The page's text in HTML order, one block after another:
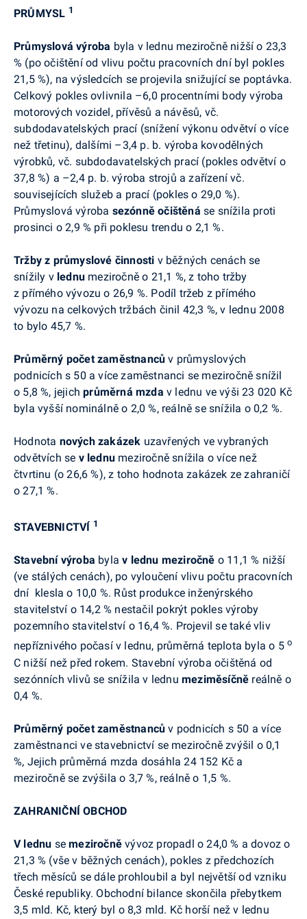
PRŮMYSL 1
Průmyslová výroba byla v lednu meziročně nižší o 23,3
% (po očištění od vlivu počtu pracovních dní byl pokles
21,5 %), na výsledcích se projevila snižující se poptávka.
Celkový pokles ovlivnila –6,0 procentními body výroba
motorových vozidel, přívěsů a návěsů, vč.
subdodavatelských prací (snížení výkonu odvětví o více
než třetinu), dalšími –3,4 p. b. výroba kovodělných
výrobků, vč. subdodavatelských prací (pokles odvětví o
37,8 %) a –2,4 p. b. výroba strojů a zařízení vč.
souvisejících služeb a prací (pokles o 29,0 %).
Průmyslová výroba sezónně očištěná se snížila proti
prosinci o 2,9 % při poklesu trendu o 2,1 %.
Tržby z průmyslové činnosti v běžných cenáchse
snížily v lednu meziročně o 21,1 %, z toho tržby
z přímého vývozu o 26,9 %. Podíl tržeb z přímého
vývozu na celkových tržbách činil 42,3 %, v lednu 2008
to bylo 45,7 %.
Průměrný počet zaměstnanců v průmyslových
podnicích s 50 a více zaměstnanci se meziročně snížil
o 5,8 %, jejichprůměrná mzda v lednu ve výši 23 020 Kč
byla vyšší nominálně o 2,0 %, reálně se snížila o 0,2 %.
Hodnota nových zakázek uzavřených ve vybraných
odvětvích se v lednu meziročně snížila o více než
čtvrtinu (o 26,6 %), z toho hodnota zakázek ze zahraničí
o 27,1 %.
STAVEBNICTVÍ 1
Stavební výroba bylav lednu meziročně o 11,1 % nižší
(ve stálých cenách), po vyloučení vlivu počtu pracovních
dní klesla o 10,0 %. Růst produkce inženýrského
stavitelství o 14,2 % nestačil pokrýt pokles výroby
pozemního stavitelství o 16,4 %. Projevil se také vliv
nepříznivého počasí v lednu, průměrná teplota byla o 5 o
C nižší než před rokem. Stavební výroba očištěná od
sezónních vlivů se snížila v lednu meziměsíčně reálně o
0,4 %.
Průměrný počet zaměstnanců v podnicích s 50 a více
zaměstnanci ve stavebnictví se meziročně zvýšil o 0,1
%, Jejich průměrná mzda dosáhla 24 152 Kč a
meziročně se zvýšila o 3,7 %, reálně o 1,5 %.
ZAHRANIČNÍ OBCHOD
V lednu semeziročně vývoz propadl o 24,0 % a dovoz o
21,3 % (vše v běžných cenách), pokles z předchozích
třech měsíců se dále prohloubil a byl největší od vzniku
České republiky. Obchodní bilance skončila přebytkem
3,5 mld. Kč, který byl o 8,3 mld. Kč horší než v lednu